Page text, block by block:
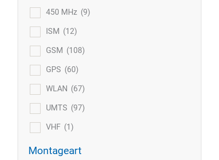
450 MHz (9)
ISM (12)
GSM (108)
GPS (60)
WLAN (67)
UMTS (97)
VHF (1)
Montageart